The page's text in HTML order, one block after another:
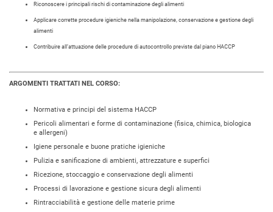
Riconoscere i principali rischi di contaminazione degli alimenti
Applicare corrette procedure igieniche nella manipolazione, conservazione e gestione degli
alimenti
Contribuire all’attuazione delle procedure di autocontrollo previste dal piano HACCP
ARGOMENTI TRATTATI NEL CORSO:
Normativa e principi del sistema HACCP
Pericoli alimentari e forme di contaminazione (fisica, chimica, biologica
e allergeni)
Igiene personale e buone pratiche igieniche
Pulizia e sanificazione di ambienti, attrezzature e superfici
Ricezione, stoccaggio e conservazione degli alimenti
Processi di lavorazione e gestione sicura degli alimenti
Rintracciabilità e gestione delle materie prime